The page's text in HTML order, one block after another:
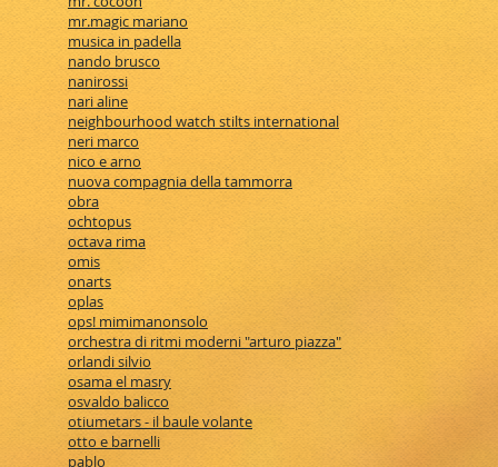
mr.magic mariano
musica in padella
nando brusco
nanirossi
nari aline
neighbourhood watch stilts international
neri marco
nico e arno
nuova compagnia della tammorra
obra
ochtopus
octava rima
omis
onarts
oplas
ops! mimimanonsolo
orchestra di ritmi moderni "arturo piazza"
orlandi silvio
osama el masry
osvaldo balicco
otiumetars - il baule volante
otto e barnelli
pablo